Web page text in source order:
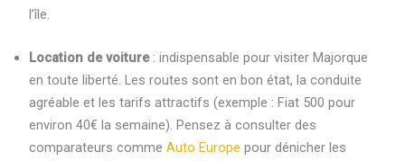
l’île.
Location de voiture: indispensable pour visiter Majorque
en toute liberté. Les routes sont en bon état, la conduite
agréable et les tarifs attractifs (exemple : Fiat 500 pour
environ 40€ la semaine). Pensez à consulter des
comparateurs comme Auto Europe pour dénicher les